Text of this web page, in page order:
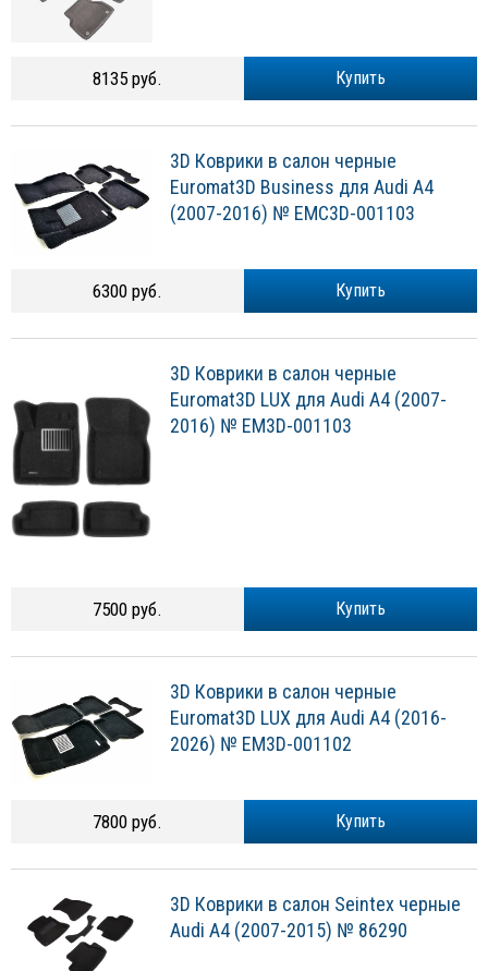
Купить
8135 руб.
3D Коврики в салон черные
Euromat3D Business для Audi A4
(2007-2016) № EMC3D-001103
Купить
6300 руб.
3D Коврики в салон черные
Euromat3D LUX для Audi A4 (2007-
2016) № EM3D-001103
Купить
7500 руб.
3D Коврики в салон черные
Euromat3D LUX для Audi A4 (2016-
2026) № EM3D-001102
Купить
7800 руб.
3D Коврики в салон Seintex черные
Audi A4 (2007-2015) № 86290